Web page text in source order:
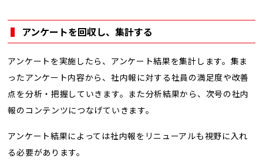
アンケートを回収し、集計する
アンケートを実施したら、アンケート結果を集計します。集ま
ったアンケート内容から、社内報に対する社員の満足度や改善
点を分析・把握していきます。また分析結果から、次号の社内
報のコンテンツにつなげていきます。
アンケート結果によっては社内報をリニューアルも視野に入れ
る必要があります。